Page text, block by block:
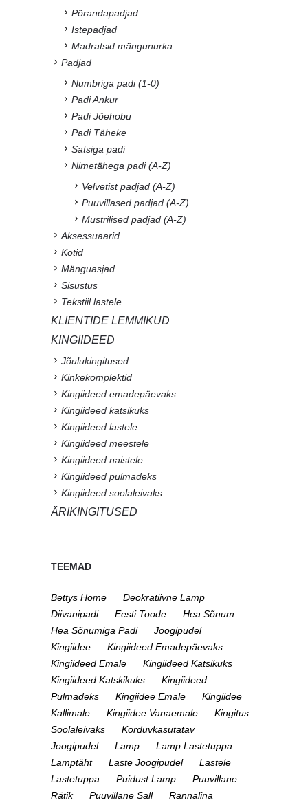
Põrandapadjad
Istepadjad
Madratsid mängunurka
Padjad
Numbriga padi (1-0)
Padi Ankur
Padi Jõehobu
Padi Täheke
Satsiga padi
Nimetähega padi (A-Z)
Velvetist padjad (A-Z)
Puuvillased padjad (A-Z)
Mustrilised padjad (A-Z)
Aksessuaarid
Kotid
Mänguasjad
Sisustus
Tekstiil lastele
KLIENTIDE LEMMIKUD
KINGIIDEED
Jõulukingitused
Kinkekomplektid
Kingiideed emadepäevaks
Kingiideed katsikuks
Kingiideed lastele
Kingiideed meestele
Kingiideed naistele
Kingiideed pulmadeks
Kingiideed soolaleivaks
ÄRIKINGITUSED
TEEMAD
Bettys Home
Deokratiivne Lamp
Diivanipadi
Eesti Toode
Hea Sõnum
Hea Sõnumiga Padi
Joogipudel
Kingiidee
Kingiideed Emadepäevaks
Kingiideed Emale
Kingiideed Katsikuks
Kingiideed Katskikuks
Kingiideed
Pulmadeks
Kingiidee Emale
Kingiidee
Kallimale
Kingiidee Vanaemale
Kingitus
Soolaleivaks
Korduvkasutatav
Joogipudel
Lamp
Lamp Lastetuppa
Lamptäht
Laste Joogipudel
Lastele
Lastetuppa
Puidust Lamp
Puuvillane
Rätik
Puuvillane Sall
Rannalina